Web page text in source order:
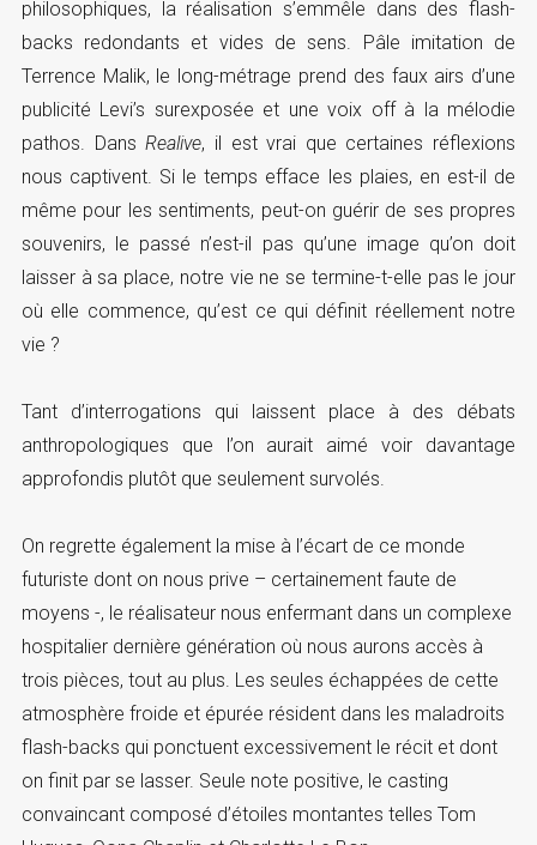
philosophiques, la réalisation s’emmêle dans des flash-
backs redondants et vides de sens. Pâle imitation de
Terrence Malik, le long-métrage prend des faux airs d’une
publicité Levi’s surexposée et une voix off à la mélodie
pathos. DansRealive, il est vrai que certaines réflexions
nous captivent. Si le temps efface les plaies, en est-il de
même pour les sentiments, peut-on guérir de ses propres
souvenirs, le passé n’est-il pas qu’une image qu’on doit
laisser à sa place, notre vie ne se termine-t-elle pas le jour
où elle commence, qu’est ce qui définit réellement notre
vie ?
Tant d’interrogations qui laissent place à des débats
anthropologiques que l’on aurait aimé voir davantage
approfondis plutôt que seulement survolés.
On regrette également la mise à l’écart de ce monde
futuriste dont on nous prive – certainement faute de
moyens -, le réalisateur nous enfermant dans un complexe
hospitalier dernière génération où nous aurons accès à
trois pièces, tout au plus. Les seules échappées de cette
atmosphère froide et épurée résident dans les maladroits
flash-backs qui ponctuent excessivement le récit et dont
on finit par se lasser. Seule note positive, le casting
convaincant composé d’étoiles montantes telles Tom